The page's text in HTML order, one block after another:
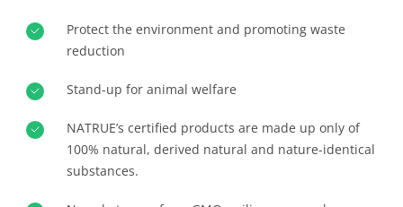
Sérvia
Protect the environment and promoting waste
reduction
Stand-up for animal welfare
NATRUE’s certified products are made up only of
100% natural, derived natural and nature-identical
substances.